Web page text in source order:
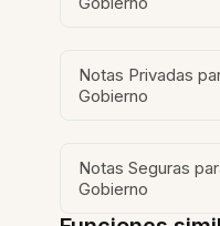
Notas Privadas
Gobierno
Notas Seguras
Gobierno